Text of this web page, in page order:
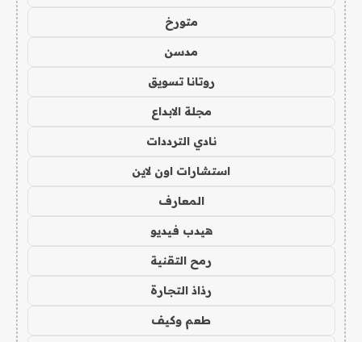
متورخ
مدسن
روتانا تسويق
مجلة الابداع
نادي الترددات
استشارات اون لاين
المعارف
هيدب فيديو
رمح التقنية
رذاذ التجارة
طعم وكيف